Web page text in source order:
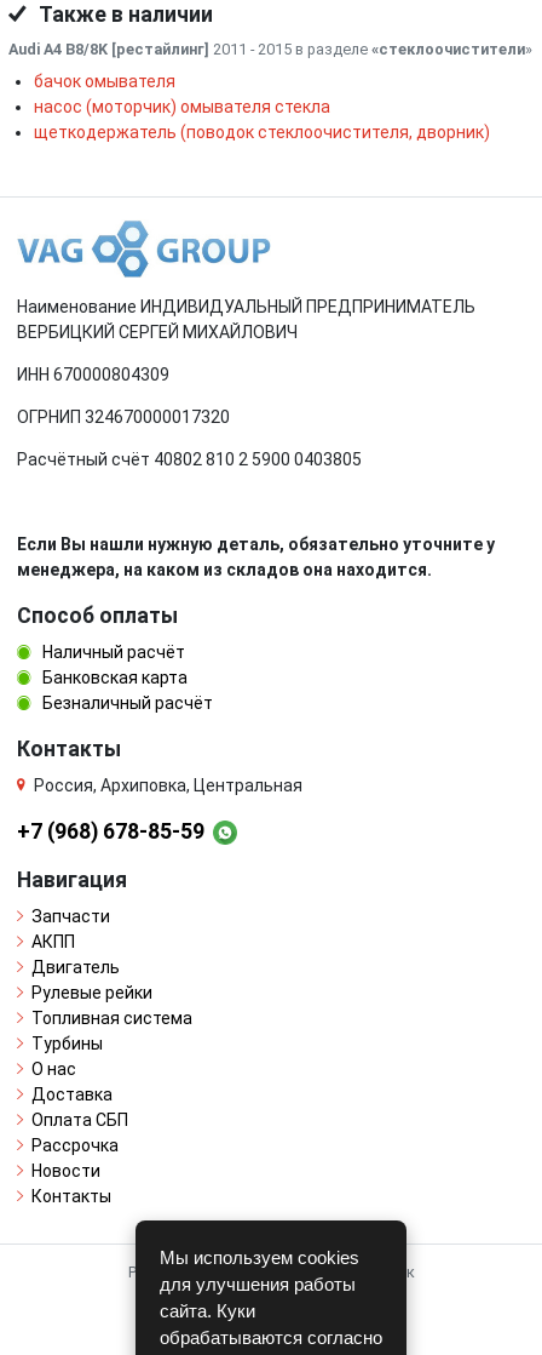
Также в наличии
Audi A4 B8/8K [рестайлинг] 2011 - 2015 в разделе «стеклоочистители»
бачок омывателя
насос (моторчик) омывателя стекла
щеткодержатель (поводок стеклоочистителя, дворник)
Наименование ИНДИВИДУАЛЬНЫЙ ПРЕДПРИНИМАТЕЛЬ
ВЕРБИЦКИЙ СЕРГЕЙ МИХАЙЛОВИЧ
ИНН 670000804309
ОГРНИП 324670000017320
Расчётный счёт 40802 810 2 5900 0403805
Если Вы нашли нужную деталь, обязательно уточните у
менеджера, на каком из складов она находится.
Способ оплаты
Наличный расчёт
Банковская карта
Безналичный расчёт
Контакты
Россия, Архиповка, Центральная
+7 (968) 678-85-59
Навигация
Запчасти
АКПП
Двигатель
Рулевые рейки
Топливная система
Турбины
О нас
Доставка
Оплата СБП
Рассрочка
Новости
Контакты
Работает на системе для авторазборок
CARRO.БИЗНЕС
Полная версия
Мы используем cookies
для улучшения работы
сайта. Куки
обрабатываются согласно